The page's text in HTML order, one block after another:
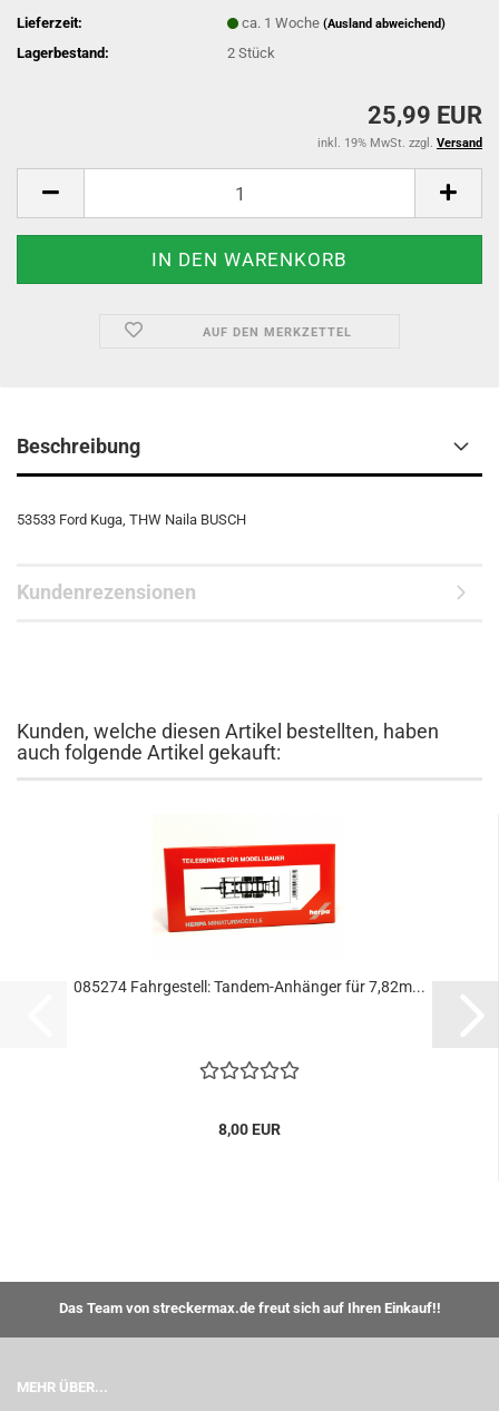
Lieferzeit: ca. 1 Woche(Ausland abweichend)
Lagerbestand: 2Stück
25,99 EUR
inkl. 19% MwSt. zzgl. Versand
AUF DEN MERKZETTEL
Beschreibung
53533 Ford Kuga, THW Naila BUSCH
Kundenrezensionen
Kunden, welche diesen Artikel bestellten, haben
auch folgende Artikel gekauft:
085274 Fahrgestell: Tandem-Anhänger für 7,82m...
8,00 EUR
Das Team von streckermax.de freut sich auf Ihren Einkauf!!
MEHR ÜBER...